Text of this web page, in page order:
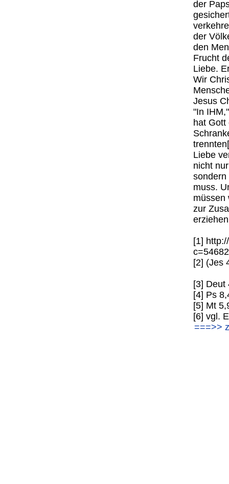
der
der
den
Frucht
Liebe.
Wir
Jesus
"In
hat
Liebe
nicht
sondern
muss.
müssen
zur
[1]
[2] (Jes
[3] Deut
[4] Ps
[5] Mt
[6] vgl.
===>>